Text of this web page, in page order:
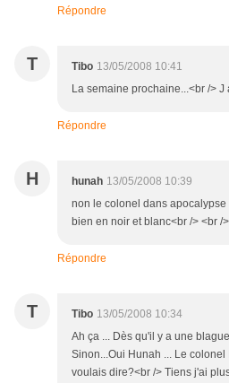
Répondre
T Tibo 13/05/2008 10:41
La semaine prochaine...<br /> J
Répondre
H hunah 13/05/2008 10:39
non le colonel dans apocalypse
bien en noir et blanc<br /> <br /
Répondre
T Tibo 13/05/2008 10:34
Ah ça ... Dès qu'il y a une
Sinon...Oui Hunah ... Le
voulais dire?<br /> Tiens j'ai